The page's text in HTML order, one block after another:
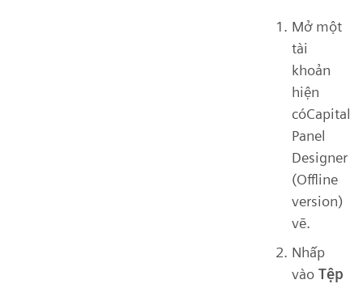
Mở một
tài
khoản
hiện
cóCapital
Panel
Designer
(Offline
version)
vẽ.
Nhấp
vào Tệp